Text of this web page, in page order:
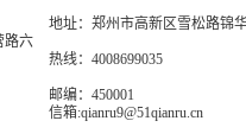
路六
地址：郑州市高新区雪松路锦
热线：4008699035
邮编：450001
信箱:qianru9@51qianru.cn